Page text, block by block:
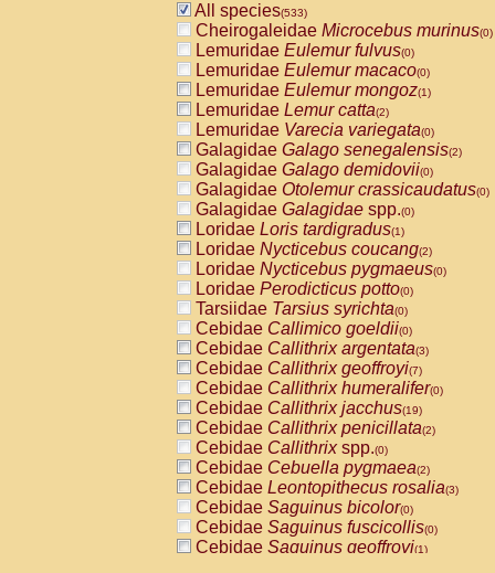
All species(533)
Cheirogaleidae Microcebus murinus(0)
Lemuridae Eulemur fulvus(0)
Lemuridae Eulemur macaco(0)
Lemuridae Eulemur mongoz(1)
Lemuridae Lemur catta(2)
Lemuridae Varecia variegata(0)
Galagidae Galago senegalensis(2)
Galagidae Galago demidovii(0)
Galagidae Otolemur crassicaudatus(0)
Galagidae Galagidae spp.(0)
Loridae Loris tardigradus(1)
Loridae Nycticebus coucang(2)
Loridae Nycticebus pygmaeus(0)
Loridae Perodicticus potto(0)
Tarsiidae Tarsius syrichta(0)
Cebidae Callimico goeldii(0)
Cebidae Callithrix argentata(3)
Cebidae Callithrix geoffroyi(7)
Cebidae Callithrix humeralifer(0)
Cebidae Callithrix jacchus(19)
Cebidae Callithrix penicillata(2)
Cebidae Callithrixspp.(0)
Cebidae Cebuella pygmaea(2)
Cebidae Leontopithecus rosalia(3)
Cebidae Saguinus bicolor(0)
Cebidae Saguinus fuscicollis(0)
Cebidae Saguinus geoffroyi(1)